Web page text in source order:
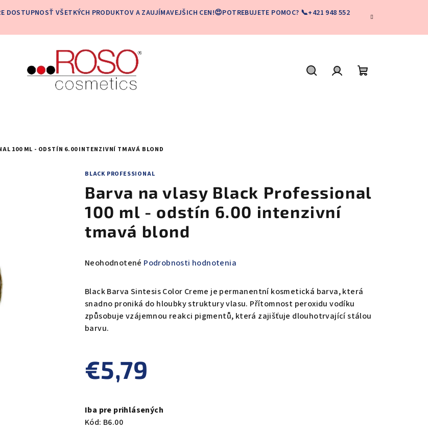
DOSTUPNOSŤ VŠETKÝCH PRODUKTOV A ZAUJÍMAVEJŠICH CEN!😍POTREBUJETE POMOC? 📞+421 948 552
100 ML - ODSTÍN 6.00 INTENZIVNÍ TMAVÁ BLOND
BLACK PROFESSIONAL
Barva na vlasy Black Professional
100 ml - odstín 6.00 intenzivní
tmavá blond
Priemerné
produktu
0,0
z
Neohodnotené Podrobnosti hodnotenia
Black Barva Sintesis Color Creme je permanentní kosmetická barva, která
snadno proniká do hloubky struktury vlasu. Přítomnost peroxidu vodíku
způsobuje vzájemnou reakci pigmentů, která zajišťuje dlouhotrvající stálou
barvu.
€5,79
cena:
Iba pre prihlásených
Kód: B6.00